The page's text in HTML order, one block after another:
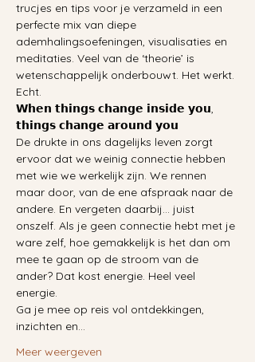
trucjes en tips voor je verzameld in een
perfecte mix van diepe
ademhalingsoefeningen, visualisaties en
meditaties. Veel van de ‘theorie’ is
wetenschappelijk onderbouwt. Het werkt.
Echt.
𝗪𝗵𝗲𝗻 𝘁𝗵𝗶𝗻𝗴𝘀 𝗰𝗵𝗮𝗻𝗴𝗲 𝗶𝗻𝘀𝗶𝗱𝗲 𝘆𝗼𝘂,
𝘁𝗵𝗶𝗻𝗴𝘀 𝗰𝗵𝗮𝗻𝗴𝗲 𝗮𝗿𝗼𝘂𝗻𝗱 𝘆𝗼𝘂
De drukte in ons dagelijks leven zorgt
ervoor dat we weinig connectie hebben
met wie we werkelijk zijn. We rennen
maar door, van de ene afspraak naar de
andere. En vergeten daarbij… juist
onszelf. Als je geen connectie hebt met je
ware zelf, hoe gemakkelijk is het dan om
mee te gaan op de stroom van de
ander? Dat kost energie. Heel veel
energie.
Ga je mee op reis vol ontdekkingen,
inzichten en…
Meer weergeven